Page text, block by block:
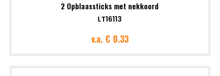
2 Opblaassticks met nekkoord
LT16113
v.a.€ 0.33